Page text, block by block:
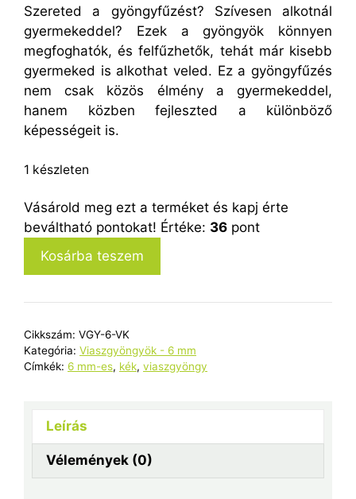
Szereted a gyöngyfűzést? Szívesen alkotnál
gyermekeddel? Ezek a gyöngyök könnyen
megfoghatók, és felfűzhetők, tehát már kisebb
gyermeked is alkothat veled. Ez a gyöngyfűzés
nem csak közös élmény a gyermekeddel,
hanem közben fejleszted a különböző
képességeit is.
1 készleten
Vásárold meg ezt a terméket és kapj érte
beváltható pontokat! Értéke: 36 pont
mm-
viaszgyöngyök
világoskék
mennyiség
Kosárba teszem
Cikkszám: VGY-6-VK
Kategória: Viaszgyöngyök - 6 mm
Címkék: 6 mm-es, kék, viaszgyöngy
Leírás
Vélemények (0)